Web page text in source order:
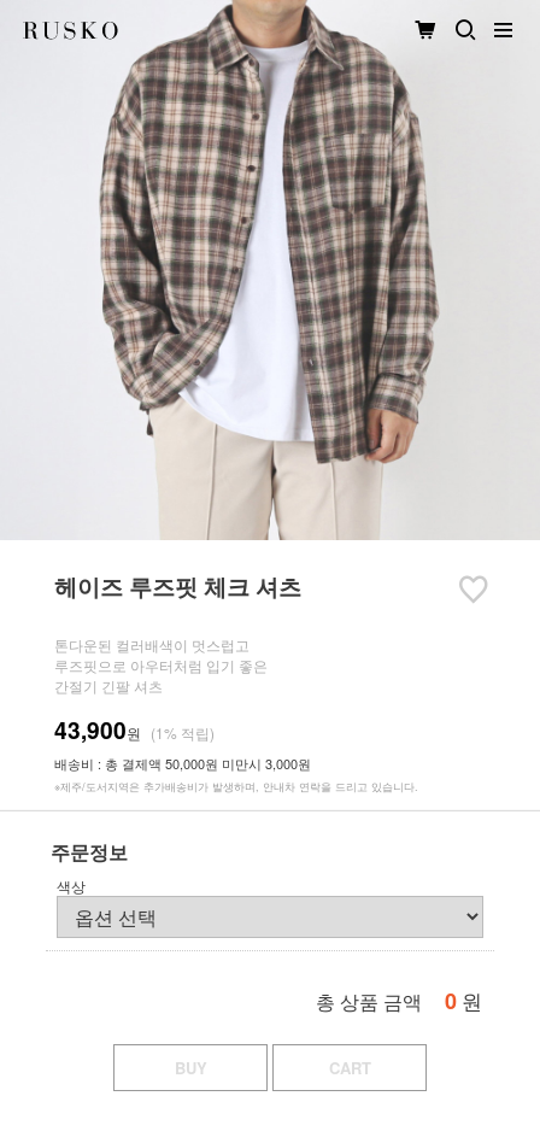
헤이즈 루즈핏 체크 셔츠
톤다운된 컬러배색이 멋스럽고
루즈핏으로 아우터처럼 입기 좋은
간절기 긴팔 셔츠
43,900원 (1% 적립)
배송비 : 총 결제액 50,000원 미만시 3,000원
※제주/도서지역은 추가배송비가 발생하며, 안내차 연락을 드리고 있습니다.
주문정보
색상
총 상품 금액 0 원
BUY CART